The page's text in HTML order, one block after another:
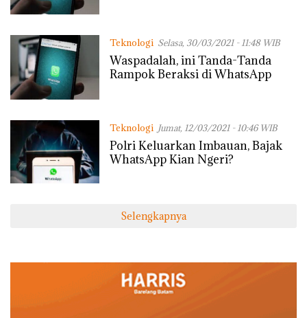
Teknologi Selasa, 30/03/2021 - 11:48 WIB
Waspadalah, ini Tanda-Tanda
Rampok Beraksi di WhatsApp
Teknologi Jumat, 12/03/2021 - 10:46 WIB
Polri Keluarkan Imbauan, Bajak
WhatsApp Kian Ngeri?
Selengkapnya